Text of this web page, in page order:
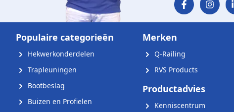
Populaire categorieën
Hekwerkonderdelen
Trapleuningen
Bootbeslag
Buizen en Profielen
Merken
Q-Railing
RVS Products
Productadvies
Kenniscentrum